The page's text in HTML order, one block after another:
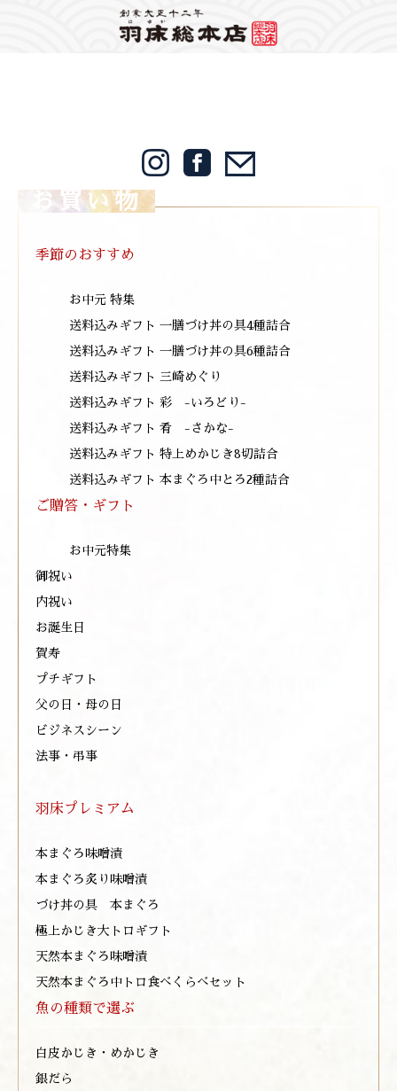
: foreach() argument must be of type array|object, bool given in
/home/mps1910/hayuka.jp/public_html/wp-
content/themes/hayuka/single.phpon line12
お買い物
季節のおすすめ
お中元 特集
送料込みギフト 一膳づけ丼の具4種詰合
送料込みギフト 一膳づけ丼の具6種詰合
送料込みギフト 三崎めぐり
送料込みギフト 彩 -いろどり-
送料込みギフト 肴 -さかな-
送料込みギフト 特上めかじき8切詰合
送料込みギフト 本まぐろ中とろ2種詰合
ご贈答・ギフト
お中元特集
御祝い
内祝い
お誕生日
賀寿
プチギフト
父の日・母の日
ビジネスシーン
法事・弔事
羽床プレミアム
本まぐろ味噌漬
本まぐろ炙り味噌漬
づけ丼の具 本まぐろ
極上かじき大トロギフト
天然本まぐろ味噌漬
天然本まぐろ中トロ食べくらべセット
魚の種類で選ぶ
白皮かじき・めかじき
銀だら